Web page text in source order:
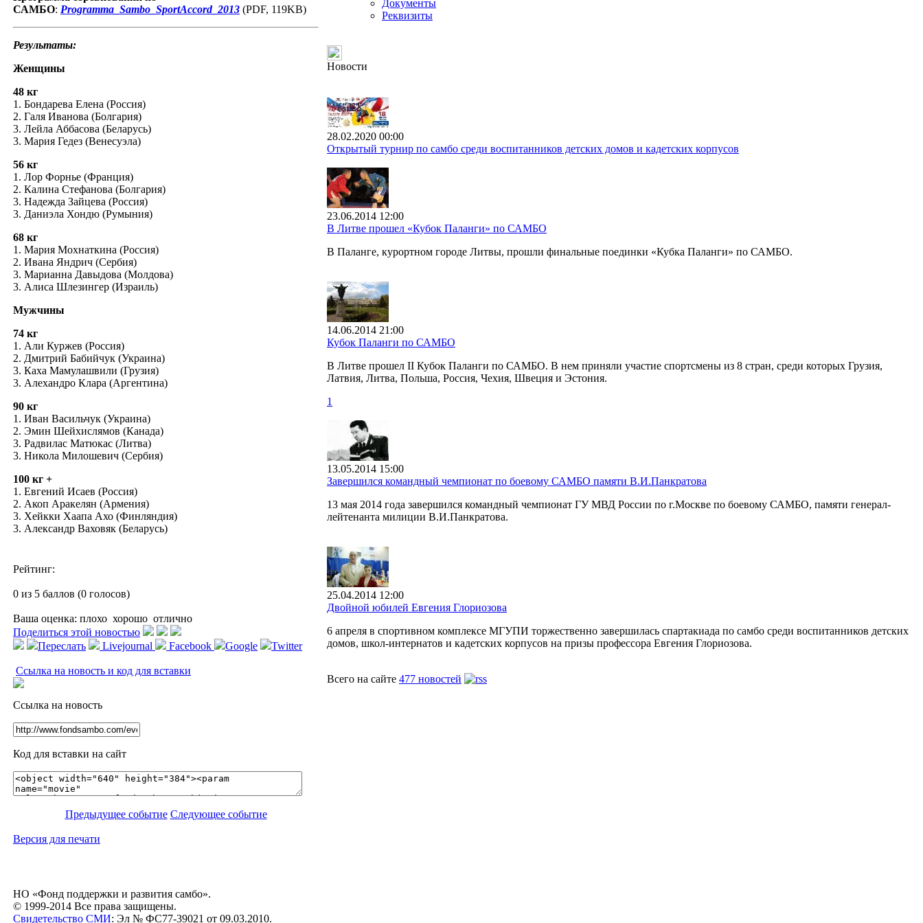
САМБО: Programma_Sambo_SportAccord_2013 (PDF, 119KB)
Результаты:
Женщины
48 кг
1. Бондарева Елена (Россия)
2. Галя Иванова (Болгария)
3. Лейла Аббасова (Беларусь)
3. Мария Гедез (Венесуэла)
56 кг
1. Лор Форнье (Франция)
2. Калина Стефанова (Болгария)
3. Надежда Зайцева (Россия)
3. Даниэла Хондю (Румыния)
68 кг
1. Мария Мохнаткина (Россия)
2. Ивана Яндрич (Сербия)
3. Марианна Давыдова (Молдова)
3. Алиса Шлезингер (Израиль)
Мужчины
74 кг
1. Али Куржев (Россия)
2. Дмитрий Бабийчук (Украина)
3. Каха Мамулашвили (Грузия)
3. Алехандро Клара (Аргентина)
90 кг
1. Иван Васильчук (Украина)
2. Эмин Шейхислямов (Канада)
3. Радвилас Матюкас (Литва)
3. Никола Милошевич (Сербия)
100 кг +
1. Евгений Исаев (Россия)
2. Акоп Аракелян (Армения)
3. Хейкки Хаапа Ахо (Финляндия)
3. Александр Ваховяк (Беларусь)
Рейтинг:
0 из 5 баллов (0 голосов)
Ваша оценка: плохо хорошо отлично
Поделиться этой новостью
Переслать
Livejournal Facebook Google Twitter
Ссылка на новость и код для вставки
Ссылка на новость
Код для вставки на сайт
Предыдущее событие Следующее событие
Версия для печати
Документы
Реквизиты
Новости
28.02.2020 00:00
Открытый турнир по самбо среди воспитанников детских домов и кадетских корпусов
23.06.2014 12:00
В Литве прошел «Кубок Паланги» по САМБО
В Паланге, курортном городе Литвы, прошли финальные поединки «Кубка Паланги» по САМБО.
14.06.2014 21:00
Кубок Паланги по САМБО
В Литве прошел II Кубок Паланги по САМБО. В нем приняли участие спортсмены из 8 стран, среди которых Грузия,
Латвия, Литва, Польша, Россия, Чехия, Швеция и Эстония.
1
13.05.2014 15:00
Завершился командный чемпионат по боевому САМБО памяти В.И.Панкратова
13 мая 2014 года завершился командный чемпионат ГУ МВД России по г.Москве по боевому САМБО, памяти генерал-
лейтенанта милиции В.И.Панкратова.
25.04.2014 12:00
Двойной юбилей Евгения Глориозова
6 апреля в спортивном комплексе МГУПИ торжественно завершилась спартакиада по самбо среди воспитанников детских
домов, школ-интернатов и кадетских корпусов на призы профессора Евгения Глориозова.
Всего на сайте 477 новостей
НО «Фонд поддержки и развития самбо».
© 1999-2014 Все права защищены.
Свидетельство СМИ: Эл № ФС77-39021 от 09.03.2010.